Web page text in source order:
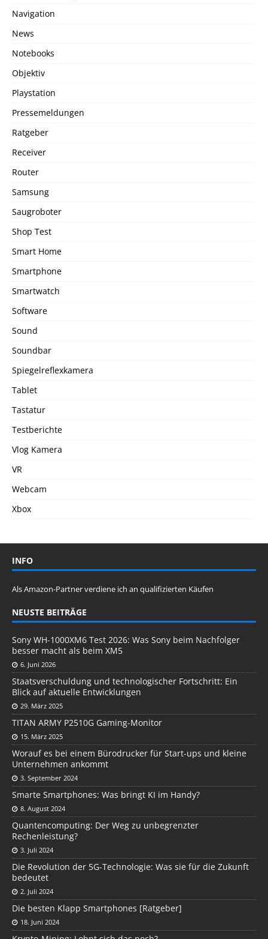
Navigation
News
Notebooks
Objektiv
Playstation
Pressemeldungen
Ratgeber
Receiver
Router
Samsung
Saugroboter
Shop Test
Smart Home
Smartphone
Smartwatch
Software
Sound
Soundbar
Spiegelreflexkamera
Tablet
Tastatur
Testberichte
Vlog Kamera
VR
Webcam
Xbox
INFO
Als Amazon-Partner verdiene ich an qualifizierten Käufen
NEUSTE BEITRÄGE
Sony WH-1000XM6 Test 2026: Was Sony beim Nachfolger
besser macht als beim XM5
6. Juni 2026
Staatsverschuldung und technologischer Fortschritt: Ein
Blick auf aktuelle Entwicklungen
29. März 2025
TITAN ARMY P2510G Gaming-Monitor
15. März 2025
Worauf es bei einem Bürodrucker für Start-ups und kleine
Unternehmen ankommt
3. September 2024
Smarte Smartphones: Was bringt KI im Handy?
8. August 2024
Quantencomputing: Der Weg zu unbegrenzter
Rechenleistung?
3. Juli 2024
Die Revolution der 5G-Technologie: Was sie für die Zukunft
bedeutet
2. Juli 2024
Die besten Klapp Smartphones [Ratgeber]
18. Juni 2024